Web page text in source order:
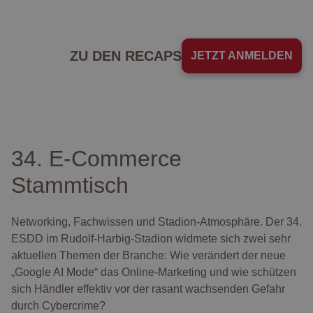
ZU DEN RECAPS JETZT ANMELDEN
34. E-Commerce
Stammtisch
Networking, Fachwissen und Stadion-Atmosphäre. Der 34.
ESDD im Rudolf-Harbig-Stadion widmete sich zwei sehr
aktuellen Themen der Branche: Wie verändert der neue
„Google AI Mode“ das Online-Marketing und wie schützen
sich Händler effektiv vor der rasant wachsenden Gefahr
durch Cybercrime?